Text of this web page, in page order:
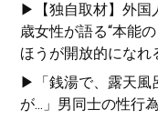
▶【独自取材】外国
歳女性が語る“本能
ほうが開放的になれ
▶「銭湯で、露天風
が...」男同士の性行